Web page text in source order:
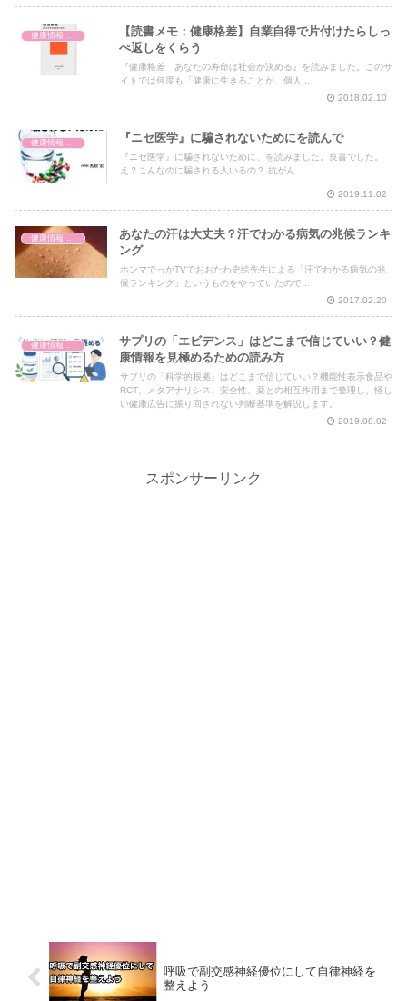
【読書メモ：健康格差】自業自得で片付けたらしっ
ぺ返しをくらう
『健康格差 あなたの寿命は社会が決める』を読みました。このサ
イトでは何度も「健康に生きることが、個人...
2018.02.10
『ニセ医学』に騙されないためにを読んで
『ニセ医学』に騙されないために、を読みました。良書でした。
え？こんなのに騙される人いるの？ 抗がん...
2019.11.02
健康情報の読み解き・考え方
あなたの汗は大丈夫？汗でわかる病気の兆候ランキ
ング
ホンマでっかTVでおおたわ史絵先生による「汗でわかる病気の兆
候ランキング」というものをやっていたので...
2017.02.20
健康情報の読み解き・考え方
サプリの「エビデンス」はどこまで信じていい？健
康情報を見極めるための読み方
サプリの「科学的根拠」はどこまで信じていい？機能性表示食品や
RCT、メタアナリシス、安全性、薬との相互作用まで整理し、怪し
い健康広告に振り回されない判断基準を解説します。
2019.08.02
スポンサーリンク
呼吸で副交感神経優位にして自律神経を
整えよう